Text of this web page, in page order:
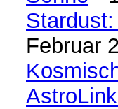
Februar